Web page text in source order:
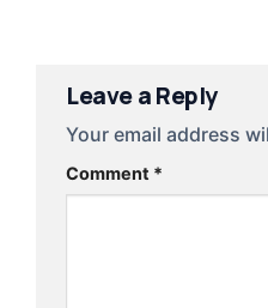
Leave a Reply
Your email address
Comment *